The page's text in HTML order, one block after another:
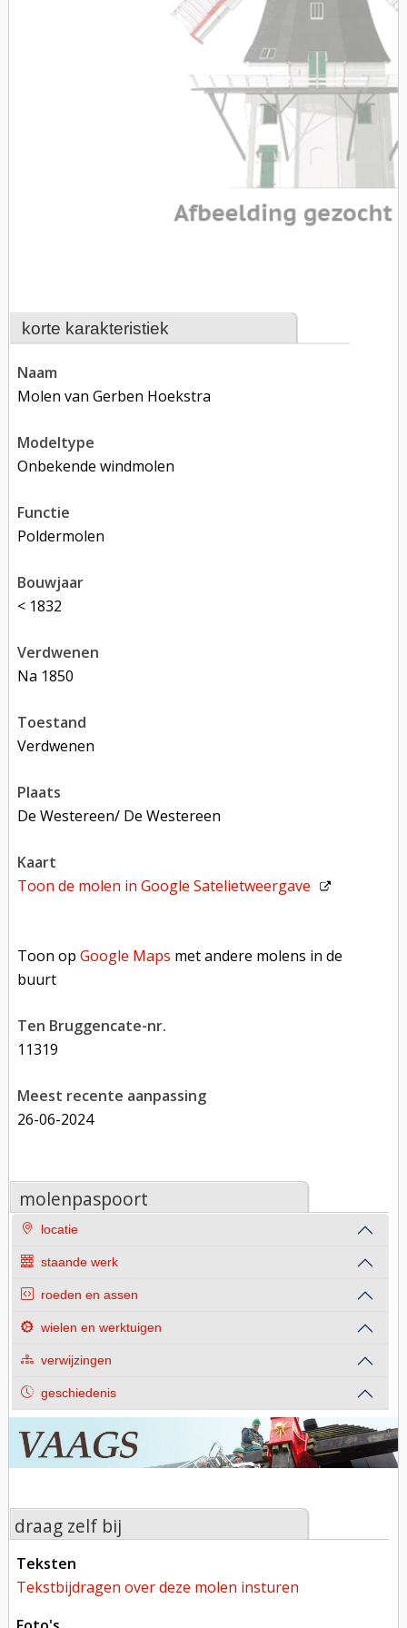
korte karakteristiek
naam
Molen van Gerben Hoekstra
modeltype
Onbekende windmolen
functie
poldermolen
bouwjaar
< 1832
verdwenen
na 1850
toestand
verdwenen
plaats
De Westereen/ De Westereen
kaart
Toon de molen inGoogle Satelietweergave
Toon opGoogle Maps met andere molens in de
buurt
Ten Bruggencate-nr.
11319
Meest recente aanpassing
26-06-2024
molenpaspoort
locatie
staande werk
roeden en assen
wielen en werktuigen
verwijzingen
geschiedenis
draag zelf bij
teksten
tekstbijdragen over deze molen insturen